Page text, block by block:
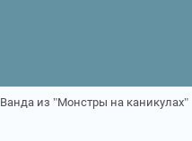
Ванда из "Монстры на каникулах"